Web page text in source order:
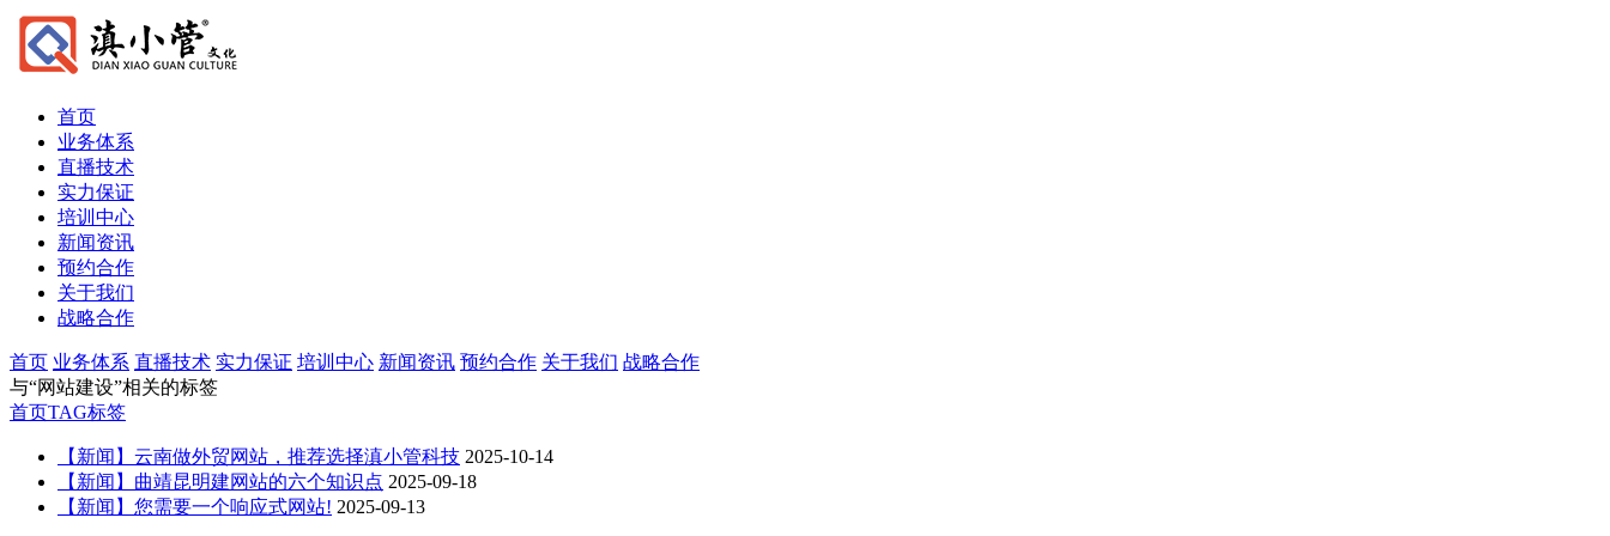
首页
业务体系
直播技术
实力保证
培训中心
新闻资讯
预约合作
关于我们
战略合作
首页 业务体系 直播技术 实力保证 培训中心 新闻资讯 预约合作 关于我们 战略合作
与“网站建设”相关的标签
首页TAG标签
【新闻】云南做外贸网站，推荐选择滇小管科技 2025-10-14
【新闻】曲靖昆明建网站的六个知识点 2025-09-18
【新闻】您需要一个响应式网站! 2025-09-13